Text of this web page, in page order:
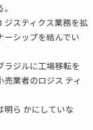
ジスティクス業務を拡
ーシップを結んでい
ラジルに工場移転を
業者のロジス ティ
明ら かにしていな